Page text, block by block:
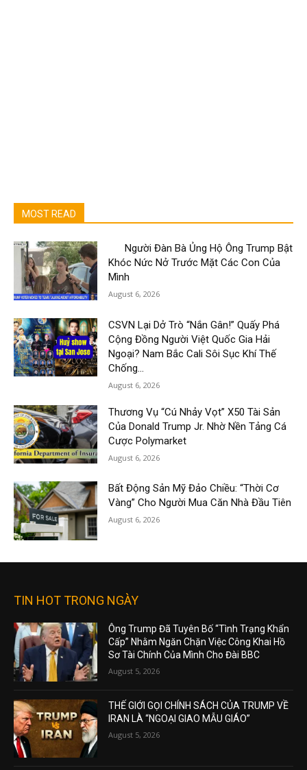
MOST READ
Người Đàn Bà Ủng Hộ Ông Trump Bật
Khóc Nức Nở Trước Mặt Các Con Của
Mình
August 6, 2026
CSVN Lại Dở Trò “Nắn Gân!” Quấy Phá
Cộng Đồng Người Việt Quốc Gia Hải
Ngoại? Nam Bắc Cali Sôi Sục Khí Thế
Chống...
August 6, 2026
Thương Vụ “Cú Nhảy Vọt” X50 Tài Sản
Của Donald Trump Jr. Nhờ Nền Tảng Cá
Cược Polymarket
August 6, 2026
Bất Động Sản Mỹ Đảo Chiều: “Thời Cơ
Vàng” Cho Người Mua Căn Nhà Đầu Tiên
August 6, 2026
TIN HOT TRONG NGÀY
Ông Trump Đã Tuyên Bố “Tình Trạng Khẩn
Cấp” Nhằm Ngăn Chặn Việc Công Khai Hồ
Sơ Tài Chính Của Mình Cho Đài BBC
August 5, 2026
THẾ GIỚI GỌI CHÍNH SÁCH CỦA TRUMP VỀ
IRAN LÀ “NGOẠI GIAO MẪU GIÁO”
August 5, 2026